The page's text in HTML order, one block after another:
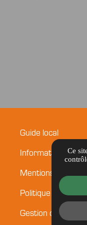
Guide local
Informations
Mentions légales
Politique de
Gestion des cookies
Ce